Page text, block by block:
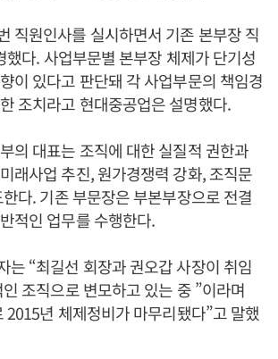
직원인사를 실시하면서 기존 본부장 직
했다. 사업부문별 본부장 체제가 단기성
이 있다고 판단돼 각 사업부문의 책임경
조치라고 현대중공업은 설명했다.
의 대표는 조직에 대한 실질적 권한과
래사업 추진, 원가경쟁력 강화, 조직문
다. 기존 부문장은 부본부장으로 전결
적인 업무를 수행한다.
는 “최길선 회장과 권오갑 사장이 취임
조직으로 변모하고 있는 중 ”이라며
2015년 체제정비가 마무리됐다”고 말했